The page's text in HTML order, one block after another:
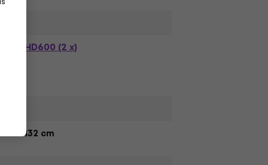
HD600 (2 x)
132 cm